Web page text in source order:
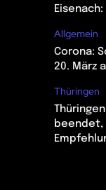
Allgemein
Corona:
20. März
Thüringen
beendet,